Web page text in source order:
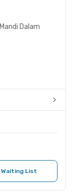
Dalam
List